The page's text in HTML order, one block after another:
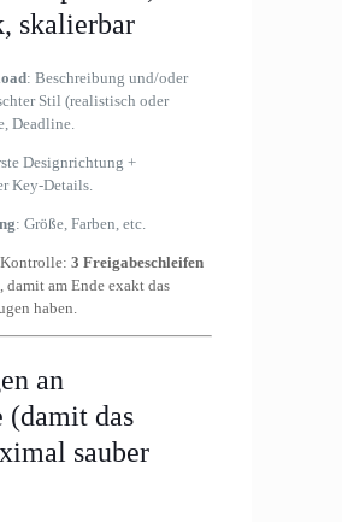
skalierbar
: Beschreibung und/oder
Stil (realistisch oder
Deadline.
Designrichtung +
Key-Details.
: Größe, Farben, etc.
3 Freigabeschleifen
, damit am Ende exakt das
haben.
an
(damit das
sauber